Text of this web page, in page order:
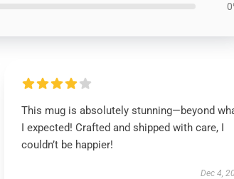
This mug is absolutely stunning—beyond
I expected! Crafted and shipped with care, I
couldn’t be happier!
Dec 4,